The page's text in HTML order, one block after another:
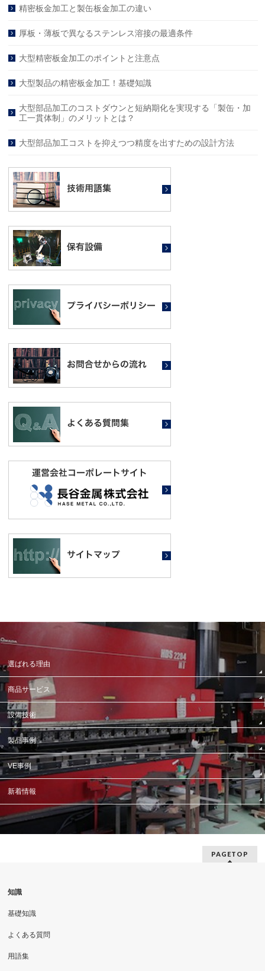
精密板金加工と製缶板金加工の違い
厚板・薄板で異なるステンレス溶接の最適条件
大型精密板金加工のポイントと注意点
大型製品の精密板金加工！基礎知識
大型部品加工のコストダウンと短納期化を実現する「製缶・加
工一貫体制」のメリットとは？
大型部品加工コストを抑えつつ精度を出すための設計方法
選ばれる理由
商品サービス
設備技術
製品事例
VE事例
新着情報
PAGETOP
知識
基礎知識
よくある質問
用語集